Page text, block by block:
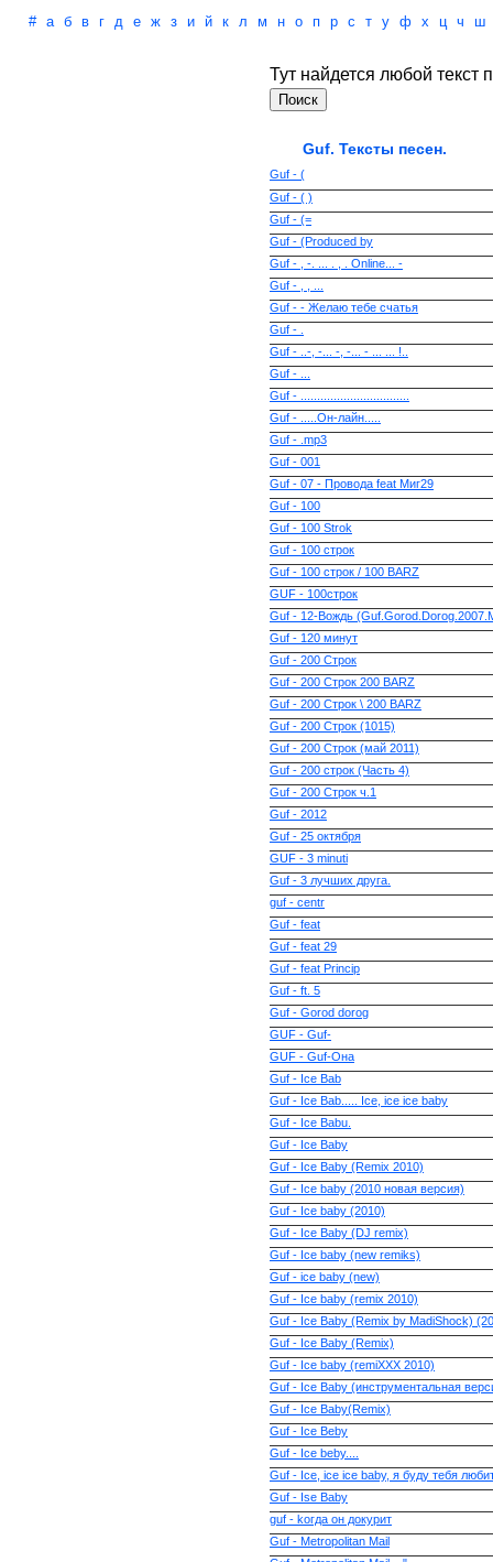
# а б в г д е ж з и й к л м н о п р с т у ф х ц ч ш
Тут найдется любой текст
Guf. Тексты песен.
Guf - (
Guf - ( )
Guf - (=
Guf - (Produced by
Guf - , -. ... . , . Online... -
Guf - , , ...
Guf - - Желаю тебе счатья
Guf - .
Guf - ..-, -... -, -... - ... ... !..
Guf - ...
Guf - .................................
Guf - .....Он-лайн.....
Guf - .mp3
Guf - 001
Guf - 07 - Провода feat Миг29
Guf - 100
Guf - 100 Strok
Guf - 100 строк
Guf - 100 строк / 100 BARZ
GUF - 100строк
Guf - 12-Вождь
Guf - 120 минут
Guf - 200 Строк
Guf - 200 Строк 200 BARZ
Guf - 200 Строк \ 200 BARZ
Guf - 200 Строк (1015)
Guf - 200 Строк (май 2011)
Guf - 200 строк (Часть 4)
Guf - 200 Строк ч.1
Guf - 2012
Guf - 25 октября
GUF - 3 minuti
Guf - 3 лучших друга.
guf - centr
Guf - feat
Guf - feat 29
Guf - feat Princip
Guf - ft. 5
Guf - Gorod dorog
GUF - Guf-
GUF - Guf-Она
Guf - Ice Bab
Guf - Ice Bab..... Ice, ice ice baby
Guf - Ice Babu.
Guf - Ice Baby
Guf - Ice Baby (Remix 2010)
Guf - Ice baby (2010 новая версия)
Guf - Ice baby (2010)
Guf - Ice Baby (DJ remix)
Guf - Ice baby (new remiks)
Guf - ice baby (new)
Guf - Ice baby (remix 2010)
Guf - Ice Baby (Remix by MadiShock)
Guf - Ice Baby (Remix)
Guf - Ice baby (remiXXX 2010)
Guf - Ice Baby (инструментальная
Guf - Ice Baby(Remix)
Guf - Ice Beby
Guf - Ice beby....
Guf - Ice, ice ice baby, я буду тебя
Guf - Ise Baby
guf - kогда он докурит
Guf - Metropolitan Mail